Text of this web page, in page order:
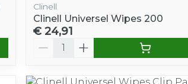
Clinell
Clinell Universel Wipes 200
€ 24,91
Aantal